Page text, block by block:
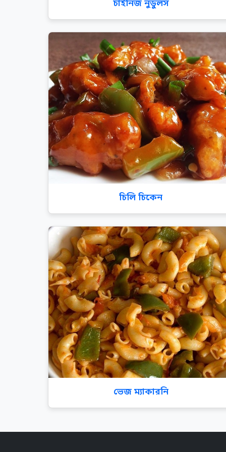
চাইনিজ নুডুলস
চিলি চিকেন
ভেজ ম্যাকারনি